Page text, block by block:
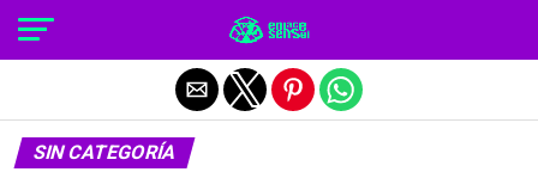
SIN CATEGORÍA
Salir de la versión móvil